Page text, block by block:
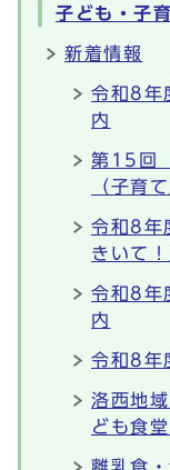
子ども・子
新着情報
令和8年
内
第15回
（子育
令和8年
きいて
令和8
内
令和8年
洛西地
ども食